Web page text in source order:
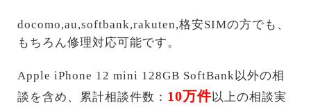
docomo,au,softbank,rakuten,格安SIMの方でも、
もちろん修理対応可能です。
Apple iPhone 12 mini 128GB SoftBank以外の相
談を含め、累計相談件数： 10万件以上の相談実